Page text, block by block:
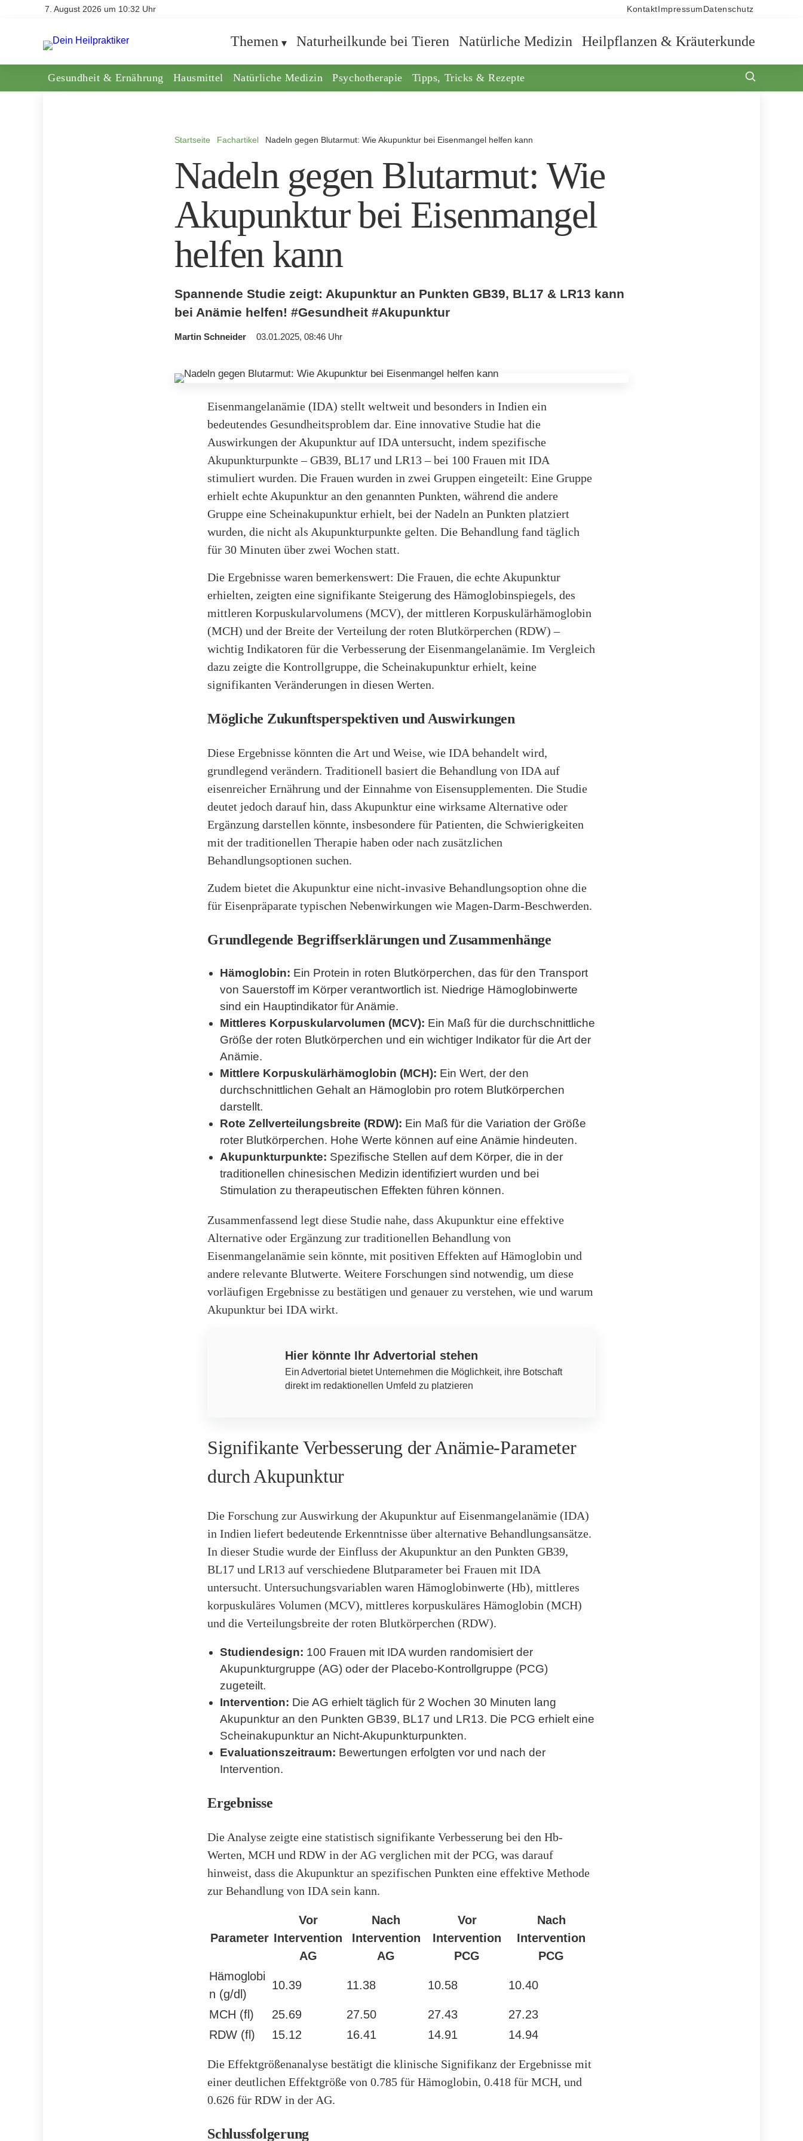
7. August 2026 um 10:32 Uhr Kontakt Impressum Datenschutz
Themen Naturheilkunde bei Tieren Natürliche Medizin Heilpflanzen & Kräuterkunde
Gesundheit & Ernährung Hausmittel Natürliche Medizin Psychotherapie Tipps, Tricks & Rezepte
Startseite Fachartikel Nadeln gegen Blutarmut: Wie Akupunktur bei Eisenmangel helfen kann
Nadeln gegen Blutarmut: Wie
Akupunktur bei Eisenmangel
helfen kann
Spannende Studie zeigt: Akupunktur an Punkten GB39, BL17 & LR13 kann
bei Anämie helfen! #Gesundheit #Akupunktur
Martin Schneider 03.01.2025, 08:46 Uhr
Eisenmangelanämie (IDA) stellt weltweit und besonders in Indien ein
bedeutendes Gesundheitsproblem dar. Eine innovative Studie hat die
Auswirkungen der Akupunktur auf IDA untersucht, indem spezifische
Akupunkturpunkte – GB39, BL17 und LR13 – bei 100 Frauen mit IDA
stimuliert wurden. Die Frauen wurden in zwei Gruppen eingeteilt: Eine Gruppe
erhielt echte Akupunktur an den genannten Punkten, während die andere
Gruppe eine Scheinakupunktur erhielt, bei der Nadeln an Punkten platziert
wurden, die nicht als Akupunkturpunkte gelten. Die Behandlung fand täglich
für 30 Minuten über zwei Wochen statt.
Die Ergebnisse waren bemerkenswert: Die Frauen, die echte Akupunktur
erhielten, zeigten eine signifikante Steigerung des Hämoglobinspiegels, des
mittleren Korpuskularvolumens (MCV), der mittleren Korpuskulärhämoglobin
(MCH) und der Breite der Verteilung der roten Blutkörperchen (RDW) –
wichtig Indikatoren für die Verbesserung der Eisenmangelanämie. Im Vergleich
dazu zeigte die Kontrollgruppe, die Scheinakupunktur erhielt, keine
signifikanten Veränderungen in diesen Werten.
Mögliche Zukunftsperspektiven und Auswirkungen
Diese Ergebnisse könnten die Art und Weise, wie IDA behandelt wird,
grundlegend verändern. Traditionell basiert die Behandlung von IDA auf
eisenreicher Ernährung und der Einnahme von Eisensupplementen. Die Studie
deutet jedoch darauf hin, dass Akupunktur eine wirksame Alternative oder
Ergänzung darstellen könnte, insbesondere für Patienten, die Schwierigkeiten
mit der traditionellen Therapie haben oder nach zusätzlichen
Behandlungsoptionen suchen.
Zudem bietet die Akupunktur eine nicht-invasive Behandlungsoption ohne die
für Eisenpräparate typischen Nebenwirkungen wie Magen-Darm-Beschwerden.
Grundlegende Begriffserklärungen und Zusammenhänge
Hämoglobin: Ein Protein in roten Blutkörperchen, das für den Transport
von Sauerstoff im Körper verantwortlich ist. Niedrige Hämoglobinwerte
sind ein Hauptindikator für Anämie.
Mittleres Korpuskularvolumen (MCV): Ein Maß für die durchschnittliche
Größe der roten Blutkörperchen und ein wichtiger Indikator für die Art der
Anämie.
Mittlere Korpuskulärhämoglobin (MCH): Ein Wert, der den
durchschnittlichen Gehalt an Hämoglobin pro rotem Blutkörperchen
darstellt.
Rote Zellverteilungsbreite (RDW): Ein Maß für die Variation der Größe
roter Blutkörperchen. Hohe Werte können auf eine Anämie hindeuten.
Akupunkturpunkte: Spezifische Stellen auf dem Körper, die in der
traditionellen chinesischen Medizin identifiziert wurden und bei
Stimulation zu therapeutischen Effekten führen können.
Zusammenfassend legt diese Studie nahe, dass Akupunktur eine effektive
Alternative oder Ergänzung zur traditionellen Behandlung von
Eisenmangelanämie sein könnte, mit positiven Effekten auf Hämoglobin und
andere relevante Blutwerte. Weitere Forschungen sind notwendig, um diese
vorläufigen Ergebnisse zu bestätigen und genauer zu verstehen, wie und warum
Akupunktur bei IDA wirkt.
Hier könnte Ihr Advertorial stehen
Ein Advertorial bietet Unternehmen die Möglichkeit, ihre Botschaft
direkt im redaktionellen Umfeld zu platzieren
Signifikante Verbesserung der Anämie-Parameter
durch Akupunktur
Die Forschung zur Auswirkung der Akupunktur auf Eisenmangelanämie (IDA)
in Indien liefert bedeutende Erkenntnisse über alternative Behandlungsansätze.
In dieser Studie wurde der Einfluss der Akupunktur an den Punkten GB39,
BL17 und LR13 auf verschiedene Blutparameter bei Frauen mit IDA
untersucht. Untersuchungsvariablen waren Hämoglobinwerte (Hb), mittleres
korpuskuläres Volumen (MCV), mittleres korpuskuläres Hämoglobin (MCH)
und die Verteilungsbreite der roten Blutkörperchen (RDW).
Studiendesign: 100 Frauen mit IDA wurden randomisiert der
Akupunkturgruppe (AG) oder der Placebo-Kontrollgruppe (PCG)
zugeteilt.
Intervention: Die AG erhielt täglich für 2 Wochen 30 Minuten lang
Akupunktur an den Punkten GB39, BL17 und LR13. Die PCG erhielt eine
Scheinakupunktur an Nicht-Akupunkturpunkten.
Evaluationszeitraum: Bewertungen erfolgten vor und nach der
Intervention.
Ergebnisse
Die Analyse zeigte eine statistisch signifikante Verbesserung bei den Hb-
Werten, MCH und RDW in der AG verglichen mit der PCG, was darauf
hinweist, dass die Akupunktur an spezifischen Punkten eine effektive Methode
zur Behandlung von IDA sein kann.
Parameter
Vor
Intervention
AG
Nach
Intervention
AG
Vor
Intervention
PCG
Nach
Intervention
PCG
Hämoglobi
n (g/dl)
10.39 11.38 10.58 10.40
MCH (fl) 25.69 27.50 27.43
27.23
RDW (fl)
15.12 16.41 14.91 14.94
Die Effektgrößenanalyse bestätigt die klinische Signifikanz der Ergebnisse mit
einer deutlichen Effektgröße von 0.785 für Hämoglobin, 0.418 für MCH, und
0.626 für RDW in der AG.
Schlussfolgerung